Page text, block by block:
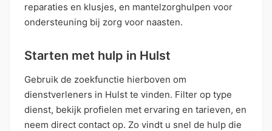
reparaties en klusjes, en mantelzorghulpen voor
ondersteuning bij zorg voor naasten.
Starten met hulp in Hulst
Gebruik de zoekfunctie hierboven om
dienstverleners in Hulst te vinden. Filter op type
dienst, bekijk profielen met ervaring en tarieven, en
neem direct contact op. Zo vindt u snel de hulp die